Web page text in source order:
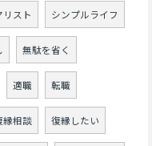
リスト シンプルライフ
無駄を省く
適職 転職
縁相談 復縁したい